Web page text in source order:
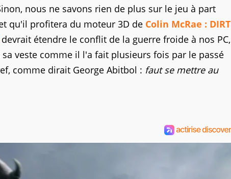
nous ne savons rien de plus sur le jeu à part
qu'il profitera du moteur 3D de Colin McRae : DIRT
devrait étendre le conflit de la guerre froide à nos PC,
veste comme il l'a fait plusieurs fois par le passé
comme dirait George Abitbol : faut se mettre au